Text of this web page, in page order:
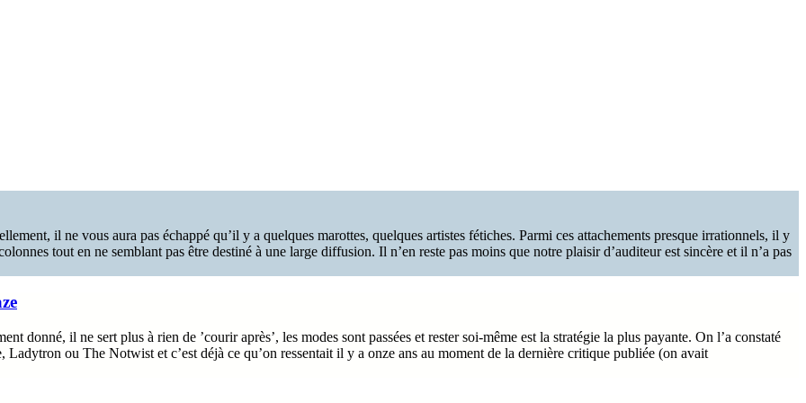
il ne vous aura pas échappé qu’il y a quelques marottes, quelques artistes fétiches. Parmi ces attachements presque irrationnels, il y
tout en ne semblant pas être destiné à une large diffusion. Il n’en reste pas moins que notre plaisir d’auditeur est sincère et il n’a pas
donné, il ne sert plus à rien de ’courir après’, les modes sont passées et rester soi-même est la stratégie la plus payante. On l’a constaté
Ladytron ou The Notwist et c’est déjà ce qu’on ressentait il y a onze ans au moment de la dernière critique publiée (on avait